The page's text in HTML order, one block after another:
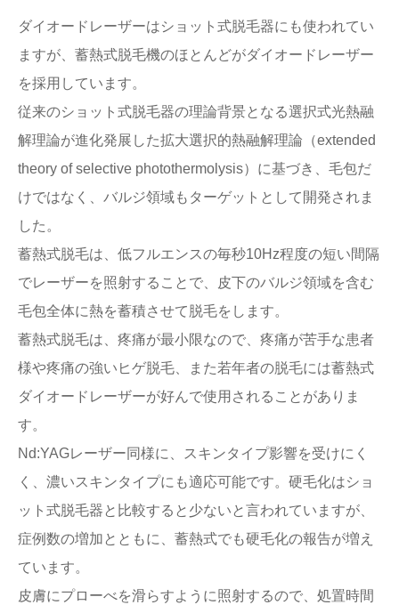
ダイオードレーザーはショット式脱毛器にも使われてい
ますが、蓄熱式脱毛機のほとんどがダイオードレーザー
を採用しています。
従来のショット式脱毛器の理論背景となる選択式光熱融
解理論が進化発展した拡大選択的熱融解理論（extended
theory of selective photothermolysis）に基づき、毛包だ
けではなく、バルジ領域もターゲットとして開発されま
した。
蓄熱式脱毛は、低フルエンスの毎秒10Hz程度の短い間隔
でレーザーを照射することで、皮下のバルジ領域を含む
毛包全体に熱を蓄積させて脱毛をします。
蓄熱式脱毛は、疼痛が最小限なので、疼痛が苦手な患者
様や疼痛の強いヒゲ脱毛、また若年者の脱毛には蓄熱式
ダイオードレーザーが好んで使用されることがありま
す。
Nd:YAGレーザー同様に、スキンタイプ影響を受けにく
く、濃いスキンタイプにも適応可能です。硬毛化はショ
ット式脱毛器と比較すると少ないと言われていますが、
症例数の増加とともに、蓄熱式でも硬毛化の報告が増え
ています。
皮膚にプローべを滑らすように照射するので、処置時間